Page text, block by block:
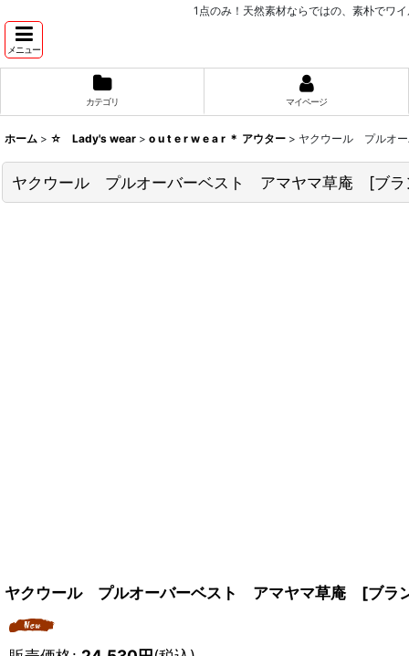
1点のみ！天然素材ならではの、素朴で
メニュー
カテゴリ マイページ
ホーム > ☆ Lady's wear > o u t e r w e a r ＊ アウター > ヤクウール プルオ
ヤクウール プルオーバーベスト アマヤマ草庵 [ブラ
ヤクウール プルオーバーベスト アマヤマ草庵 [ブラ